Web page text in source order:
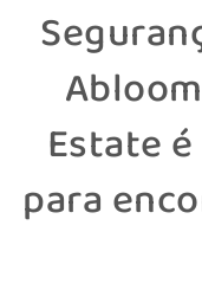
Estate
para